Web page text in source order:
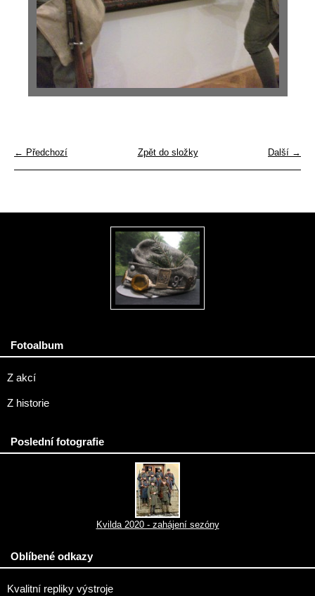
← Předchozí Další →
Zpět do složky
Fotoalbum
Z akcí
Z historie
Poslední fotografie
Kvilda 2020 - zahájení sezóny
Oblíbené odkazy
Kvalitní repliky výstroje